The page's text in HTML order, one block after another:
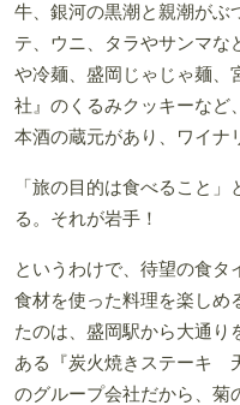
牛、銀河の黒潮と親潮がぶ
テ、ウニ、タラやサンマな
や冷麺、盛岡じゃじゃ麺、
社』のくるみクッキーなど
本酒の蔵元があり、ワイナ
「旅の目的は食べること
る。それが岩手！
というわけで、待望の食タ
食材を使った料理を楽しめ
たのは、盛岡駅から大通り
ある『炭火焼きステーキ
のグループ会社だから、菊